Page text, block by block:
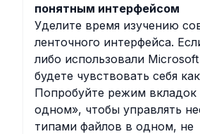
понятным интерфейсом
Уделите время изучению
ленточного интерфейса.
либо использовали
будете чувствовать себя
Попробуйте режим вкладок
одном», чтобы управлять
типами файлов в одном, не